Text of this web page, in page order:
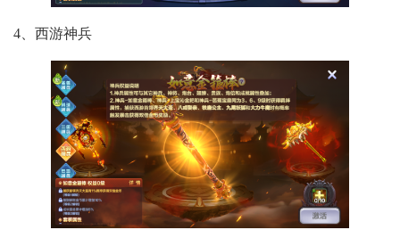
4、西游神兵